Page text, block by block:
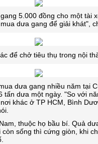
5.000 đồng cho một tài
dưa gang để giải khát",
để chở tiêu thụ trong nội
dưa gang nhiều năm tại
dưa một ngày. "So với
khác ở TP HCM, Bình
thuộc họ bầu bí. Quả
sống thì cứng giòn, khi